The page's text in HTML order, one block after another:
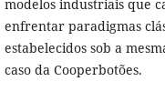
modelos industriais que
enfrentar paradigmas
estabelecidos sob a
caso da Cooperbotões.